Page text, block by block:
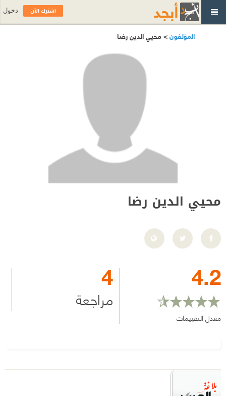
المؤلفون> محيي الدين رضا
محيي الدين رضا
4.2
معدل التقييمات
4
مراجعة
اشترك الآن دخول